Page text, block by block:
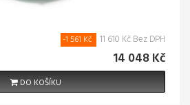
-1 561 Kč 11 610 Kč Bez DPH
14 048 Kč
DO KOŠÍKU